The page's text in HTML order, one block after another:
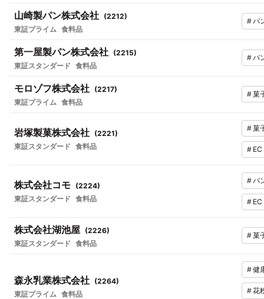
山崎製パン株式会社 (2212)
東証プライム 食料品
#パ
第一屋製パン株式会社 (2215)
東証スタンダード 食料品
#パ
モロゾフ株式会社 (2217)
東証プライム 食料品
#菓
岩塚製菓株式会社 (2221)
東証スタンダード 食料品
#菓
#
株式会社コモ (2224)
東証スタンダード 食料品
#パ
#
株式会社湖池屋 (2226)
東証スタンダード 食料品
#菓
森永乳業株式会社 (2264)
東証プライム 食料品
#健
#花